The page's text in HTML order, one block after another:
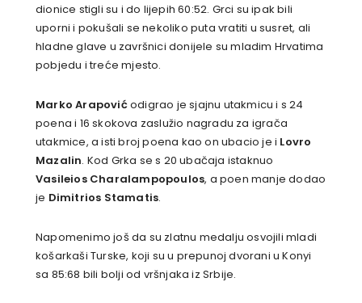
dionice stigli su i do lijepih 60:52. Grci su ipak bili
uporni i pokušali se nekoliko puta vratiti u susret, ali
hladne glave u završnici donijele su mladim Hrvatima
pobjedu i treće mjesto.
Marko Arapovićodigrao je sjajnu utakmicu i s 24
poena i 16 skokova zaslužio nagradu za igrača
utakmice, a isti broj poena kao on ubacio je i Lovro
Mazalin. Kod Grka se s 20 ubačaja istaknuo
Vasileios Charalampopoulos, a poen manje dodao
je Dimitrios Stamatis.
Napomenimo još da su zlatnu medalju osvojili mladi
košarkaši Turske, koji su u prepunoj dvorani u Konyi
sa 85:68 bili bolji od vršnjaka iz Srbije.